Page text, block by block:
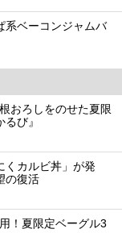
系ベーコンジャムバ
おろしをのせた夏限
び』
くカルビ丼」が発
の復活
！夏限定ベーグル3